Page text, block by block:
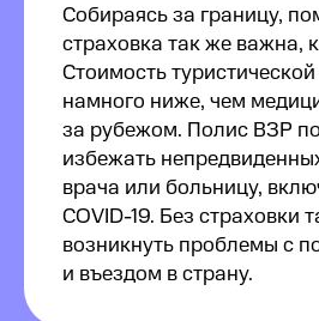
Собираясь за границу,
страховка так же важна,
Стоимость
намного ниже, чем
за рубежом. Полис ВЗР
избежать
врача или больницу,
COVID-19. Без страховки
возникнуть проблемы с
и въездом в страну.